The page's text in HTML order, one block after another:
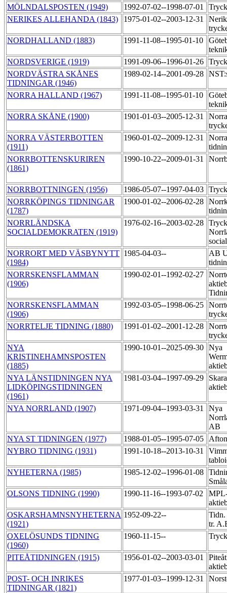
MÖLNDALSPOSTEN (1949) 1992-07-02--1998-07-01
NERIKES ALLEHANDA (1843)
1975-01-02--2003-12-31
NORDHALLAND (1883)
1991-11-08--1995-01-10
NORDSVERIGE (1919)
1991-09-06--1996-01-26
NORDVÄSTRA SKÅNES
TIDNINGAR (1946)
1989-02-14--2001-09-28
NORRA HALLAND (1967) 1991-11-08--1995-01-10
NORRA SKÅNE (1900)
1901-01-03--2005-12-31
NORRA VÄSTERBOTTEN
(1911)
1960-01-02--2009-12-31
NORRBOTTENSKURIREN
(1861)
1990-10-22--2009-01-31
NORRBOTTNINGEN (1956) 1986-05-07--1997-04-03
NORRKÖPINGS TIDNINGAR
(1787)
1900-01-02--2006-02-28
NORRLÄNDSKA
SOCIALDEMOKRATEN (1919)
1976-02-16--2003-02-28
NORRORT MED VÄSBYNYTT
(1984)
1985-04-03--
AB
NORRSKENSFLAMMAN
(1906)
1990-02-01--1992-02-27
NORRSKENSFLAMMAN
(1906)
1992-03-05--1998-06-25
NORRTELJE TIDNING (1880)
1991-01-02--2001-12-28
NYA
KRISTINEHAMNSPOSTEN
(1885)
1990-10-01--2025-09-30 Nya
NYA LÄNSTIDNINGEN NYA
LIDKÖPINGSTIDNINGEN
(1961)
1981-03-04--1997-09-29
NYA NORRLAND (1907) 1971-09-04--1993-03-31
Nya
AB
NYA ST TIDNINGEN (1977)
1988-01-05--1995-07-05
NYBRO TIDNING (1931)
1991-10-18--2013-10-31
NYHETERNA (1985)
1985-12-02--1996-01-08
OLSONS TIDNING (1990)
1990-11-16--1993-07-02
OSKARSHAMNSNYHETERNA
(1921)
1952-09-22--
Tidn.
tr.
OXELÖSUNDS TIDNING
(1960)
1960-11-15--
PITEÅTIDNINGEN (1915) 1956-01-02--2003-03-01
POST- OCH INRIKES
TIDNINGAR (1821)
1977-01-03--1999-12-31